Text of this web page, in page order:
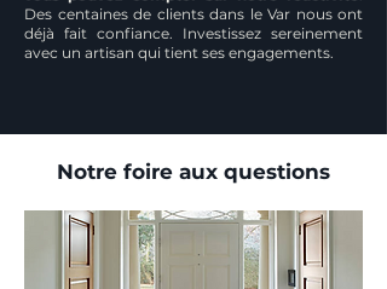
Des centaines de clients dans le Var nous ont
déjà fait confiance. Investissez sereinement
avec un artisan qui tient ses engagements.
Notre foire aux questions